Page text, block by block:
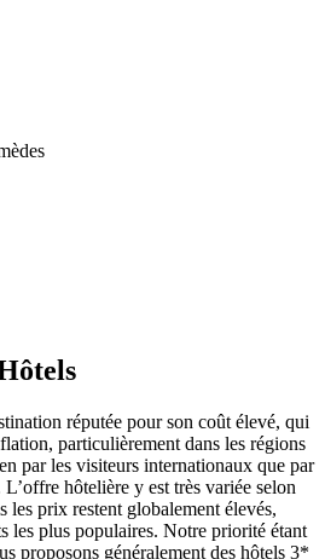
réputée pour son coût élevé, qui
particulièrement dans les régions
par les visiteurs internationaux que par
hôtelière y est très variée selon
les prix restent globalement élevés,
les plus populaires. Notre priorité étant
proposons généralement des hôtels 3*